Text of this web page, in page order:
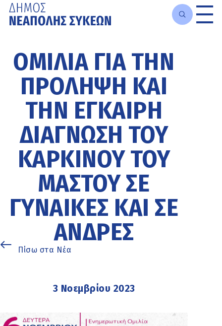
κυρίως
περιεχόμενο
ΟΜΙΛΊΑ ΓΙΑ ΤΗΝ
ΠΡΌΛΗΨΗ ΚΑΙ
ΤΗΝ ΈΓΚΑΙΡΗ
ΔΙΆΓΝΩΣΗ ΤΟΥ
ΚΑΡΚΊΝΟΥ ΤΟΥ
ΜΑΣΤΟΎ ΣΕ
ΓΥΝΑΊΚΕΣ ΚΑΙ ΣΕ
ΆΝΔΡΕΣ
Πίσω στα Νέα
3 Νοεμβρίου 2023